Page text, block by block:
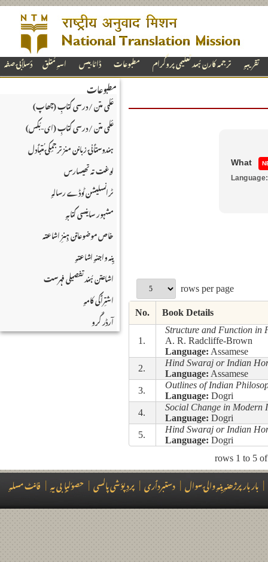
دٔسلٲبۍ صفہ اسہِ مُتلق ڈاٹا بیس مطبوعات ترجمہ کارن ہُںد تعلیمی پروگرام تقریبہٕ
مطبوعات
عٔلمی متن / درسی کتابِ (چھاپ)
عٔلمی متن / درسی کتابِ (ای-بُکس)
ہندوستٲنۍ زبانن منز ترجمٕکۍ مُتبٲدل
لۄغت تہ تھیسارس
ٹرانسلیشن ٹوڈے رسالہٕ
مشہور ساینسی کتابہٕ
خاص موضوعاتن ہٕنزِ اشاعتہ
یٕنہ واجنہٕ اشاعتہٕ
اشاعتن ہُند تفصیلی فہرست
اشتِرٲکی کامہٕ
آرڈر کٔرو
What
Language:
rows per page
No. Book Details
1.
Structure and Function in
A. R. Radcliffe-Brown
Language: Assamese
2.
Hind Swaraj or Indian
Language: Assamese
3.
Outlines of Indian
Language: Dogri
4.
Social Change in Modern
Language: Dogri
5.
Hind Swaraj or Indian
Language: Dogri
rows 1 to 5
فانٹ مسلہٕ |حصوٗلیاٍبی یہِ |پردٕ پوٗشی پالسی |دستبردٲری |بار بار پرژھنہٕ یِنہٕ والۍ سوال |